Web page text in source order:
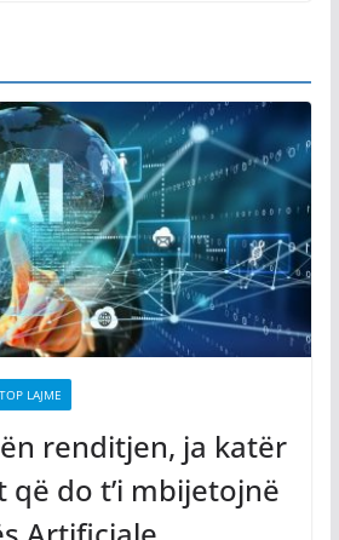
TOP LAJME
renditjen, ja katër
do t’i mbijetojnë